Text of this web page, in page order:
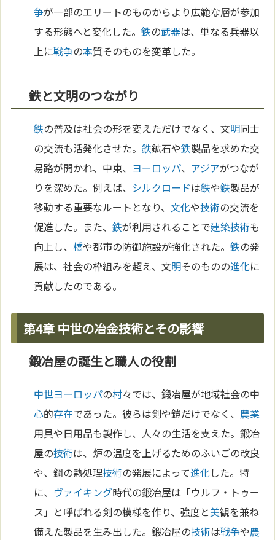
争が一部のエリートのものからより広範な層が参加
する形態へと変化した。鉄の武器は、単なる兵器以
上に戦争の本質そのものを変革した。
鉄と文明のつながり
鉄の普及は社会の形を変えただけでなく、文明同士
の交流も活発化させた。鉄鉱石や鉄製品を求めた交
易路が開かれ、中東、 ヨーロッパ、 アジアがつなが
りを深めた。例えば、 シルクロードは鉄や鉄製品が
移動する重要なルートとなり、文化や技術の交流を
促進した。また、鉄が利用されることで建築技術も
向上し、橋や都市の防御施設が強化された。鉄の発
展は、社会の枠組みを超え、文明そのものの進化に
貢献したのである。
第4章 中世の冶金技術とその影響
鍛冶屋の誕生と職人の役割
中世ヨーロッパの村々では、鍛冶屋が地域社会の中
心的存在であった。彼らは剣や鎧だけでなく、 農業
用具や日用品も製作し、人々の生活を支えた。鍛冶
屋の技術は、炉の温度を上げるためのふいごの改良
や、鋼の熱処理技術の発展によって進化した。特
に、 ヴァイキング時代の鍛冶屋は「ウルフ・トゥー
ス」と呼ばれる剣の模様を作り、強度と美観を兼ね
備えた製品を生み出した。鍛冶屋の技術は戦争や農